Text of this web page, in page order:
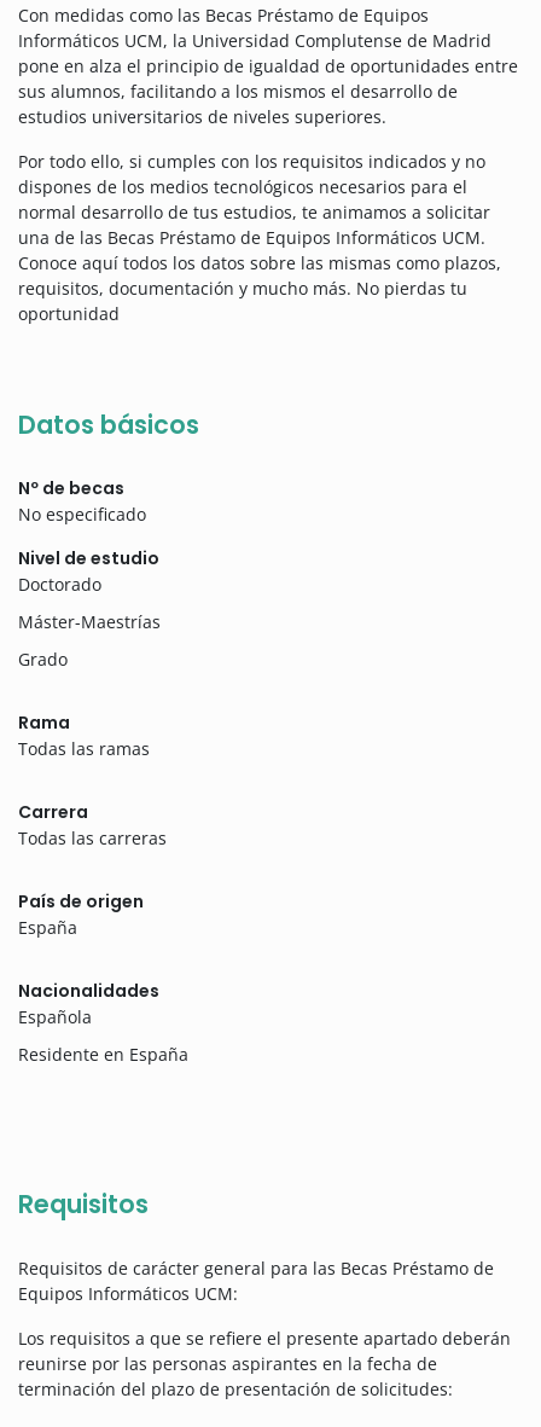
Con medidas como las Becas Préstamo de Equipos
Informáticos UCM, la Universidad Complutense de Madrid
pone en alza el principio de igualdad de oportunidades entre
sus alumnos, facilitando a los mismos el desarrollo de
estudios universitarios de niveles superiores.
Por todo ello, si cumples con los requisitos indicados y no
dispones de los medios tecnológicos necesarios para el
normal desarrollo de tus estudios, te animamos a solicitar
una de las Becas Préstamo de Equipos Informáticos UCM.
Conoce aquí todos los datos sobre las mismas como plazos,
requisitos, documentación y mucho más. No pierdas tu
oportunidad
Datos básicos
Nº de becas
No especificado
Nivel de estudio
Doctorado
Máster-Maestrías
Grado
Rama
Todas las ramas
Carrera
Todas las carreras
País de origen
España
Nacionalidades
Española
Residente en España
Requisitos
Requisitos de carácter general para las Becas Préstamo de
Equipos Informáticos UCM:
Los requisitos a que se refiere el presente apartado deberán
reunirse por las personas aspirantes en la fecha de
terminación del plazo de presentación de solicitudes: